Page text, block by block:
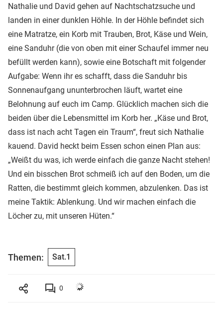
Nathalie und David gehen auf Nachtschatzsuche und
landen in einer dunklen Höhle. In der Höhle befindet sich
eine Matratze, ein Korb mit Trauben, Brot, Käse und Wein,
eine Sanduhr (die von oben mit einer Schaufel immer neu
befüllt werden kann), sowie eine Botschaft mit folgender
Aufgabe: Wenn ihr es schafft, dass die Sanduhr bis
Sonnenaufgang ununterbrochen läuft, wartet eine
Belohnung auf euch im Camp. Glücklich machen sich die
beiden über die Lebensmittel im Korb her. „Käse und Brot,
dass ist nach acht Tagen ein Traum“, freut sich Nathalie
kauend. David heckt beim Essen schon einen Plan aus:
„Weißt du was, ich werde einfach die ganze Nacht stehen!
Und ein bisschen Brot schmeiß ich auf den Boden, um die
Ratten, die bestimmt gleich kommen, abzulenken. Das ist
meine Taktik: Ablenkung. Und wir machen einfach die
Löcher zu, mit unseren Hüten.“
Themen: Sat.1
0